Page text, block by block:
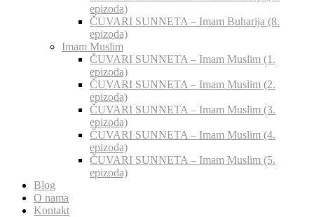
epizoda)
ČUVARI SUNNETA – Imam Buharija (8.
epizoda)
Imam Muslim
ČUVARI SUNNETA – Imam Muslim (1.
epizoda)
ČUVARI SUNNETA – Imam Muslim (2.
epizoda)
ČUVARI SUNNETA – Imam Muslim (3.
epizoda)
ČUVARI SUNNETA – Imam Muslim (4.
epizoda)
ČUVARI SUNNETA – Imam Muslim (5.
epizoda)
Blog
O nama
Kontakt